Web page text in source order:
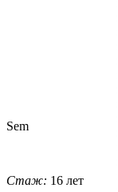
Sem
Стаж: 16 лет